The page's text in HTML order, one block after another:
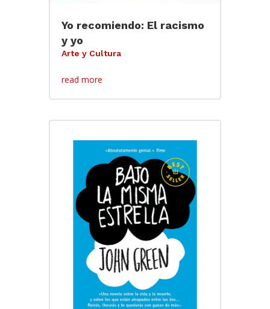
Yo recomiendo: El racismo
y yo
Arte y Cultura
read more